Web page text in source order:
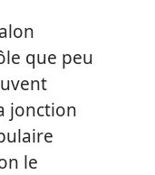
que peu
jonction
le